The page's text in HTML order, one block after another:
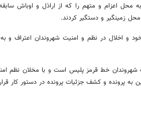
سریعاً به محل اعزام و متهم را که از اراذل و اوباش
محل زمینگیر و دستگیر کردند.
و اخلال در نظم و امنیت شهروندان اعتراف و
شهروندان خط قرمز پلیس است و با مخلان نظم
به پرونده و کشف جزئیات پرونده در دستور کار